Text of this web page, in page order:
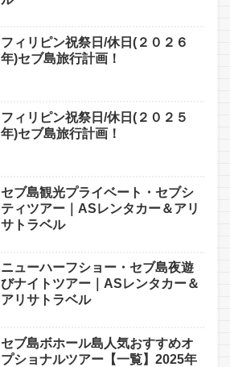
フィリピン祝祭日/休日(２０２６
年)セブ島旅行計画！
フィリピン祝祭日/休日(２０２５
年)セブ島旅行計画！
セブ島観光プライベート・セブシ
ティツアー｜ASレンタカー＆アリ
サトラベル
ニューハーフショー・セブ島夜遊
びナイトツアー｜ASレンタカー＆
アリサトラベル
セブ島ボホール島人気おすすめオ
プショナルツアー【一覧】2025年